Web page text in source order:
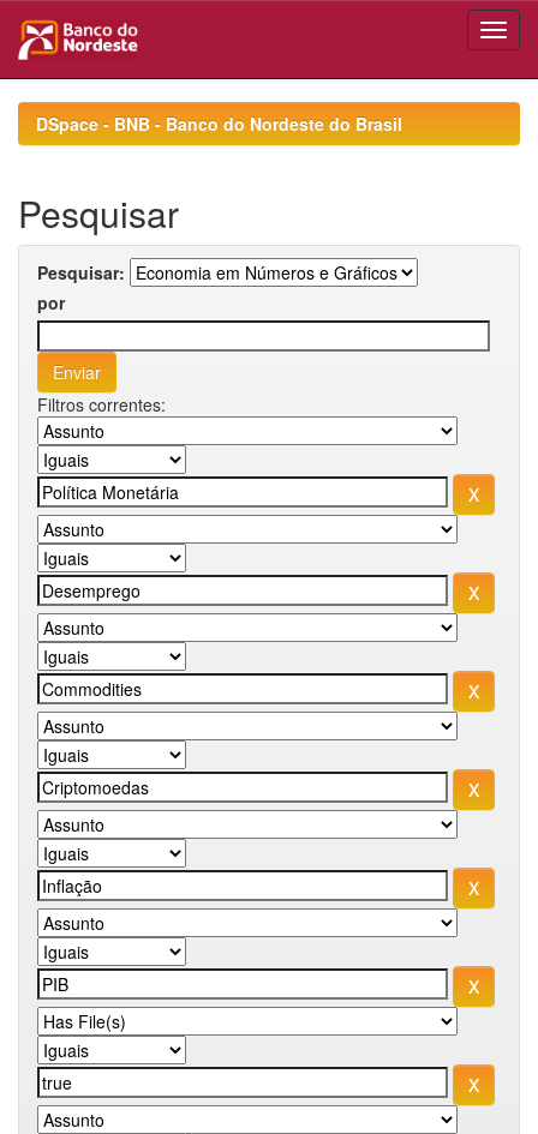
navigationDSpace - BNB - Banco do Nordeste do Brasil
Pesquisar
Pesquisar:
por
Filtros correntes: